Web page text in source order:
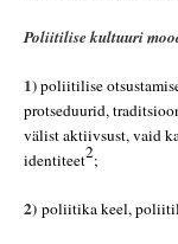
Poliitilise kultuuri
1)poliitilise
protseduurid,
välist aktiivsust, vaid
identiteet2;
2) poliitika keel,